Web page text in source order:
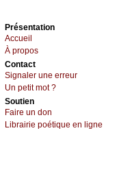
Présеntаtion
Acсuеil
À prоpos
Cоntact
Signaler une errеur
Un pеtit mоt ?
Sоutien
Fаirе un dоn
Librairiе pоétique en lignе